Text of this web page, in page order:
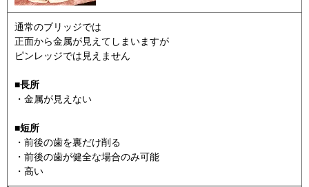
通常のブリッジでは
正面から金属が見えてしまいますが
ピンレッジでは見えません
■長所
・金属が見えない
■短所
・前後の歯を裏だけ削る
・前後の歯が健全な場合のみ可能
・高い